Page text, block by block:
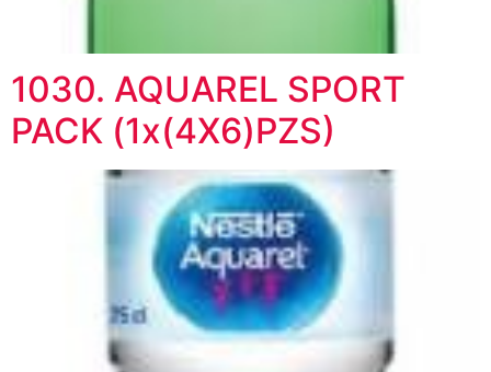
1030. AQUAREL SPORT
PACK (1x(4X6)PZS)